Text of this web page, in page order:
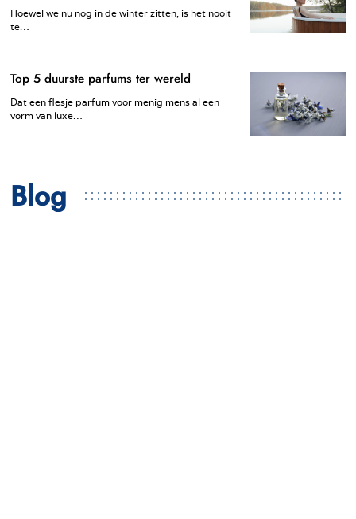
Hoewel we nu nog in de winter zitten, is het nooit
te…
Top 5 duurste parfums ter wereld
Dat een flesje parfum voor menig mens al een
vorm van luxe…
Blog